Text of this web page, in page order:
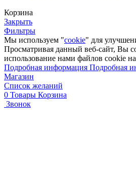
Корзина
Закрыть
Фильтры
Мы используем "cookie" для
Просматривая данный веб-сайт, Вы
использование нами файлов cookie
Подробная информация Подробная
Магазин
Список желаний
0 Товары Корзина
Звонок